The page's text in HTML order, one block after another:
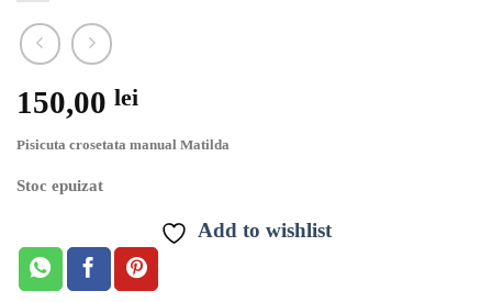
150,00 lei
Pisicuta crosetata manual Matilda
Stoc epuizat
Add to wishlist